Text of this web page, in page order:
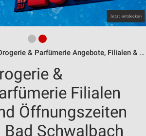
& Parfümerie Angebote, Filialen & Öffnungszeiten
&
Filialen
Öffnungszeiten
Bad Schwalbach